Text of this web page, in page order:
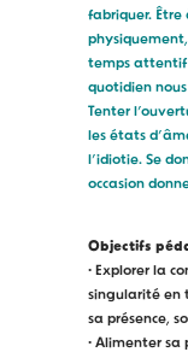
fabriquer. Être
temps attentif
quotidien nous
Tenter
les états
l’idiotie. Se
occasion
Objectifs
• Explorer la
singularité en
sa présence,
• Alimenter sa